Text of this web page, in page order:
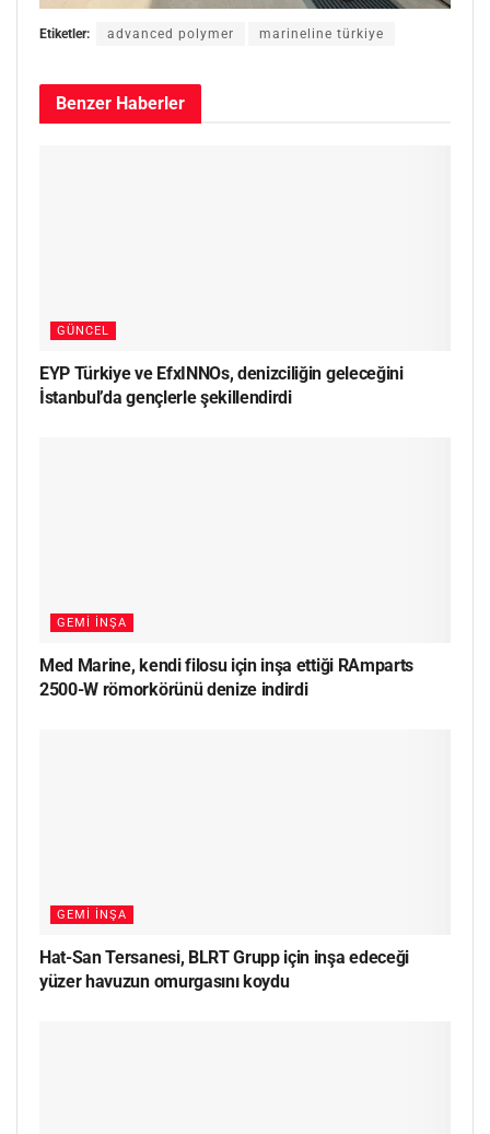
Etiketler: advanced polymer marineline türkiye
Benzer Haberler
GÜNCEL
EYP Türkiye ve EfxINNOs, denizciliğin geleceğini
İstanbul’da gençlerle şekillendirdi
GEMI İNŞA
Med Marine, kendi filosu için inşa ettiği RAmparts
2500-W römorkörünü denize indirdi
GEMI İNŞA
Hat-San Tersanesi, BLRT Grupp için inşa edeceği
yüzer havuzun omurgasını koydu